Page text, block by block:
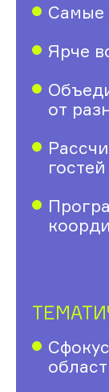
Самые
Ярче
от
гостей